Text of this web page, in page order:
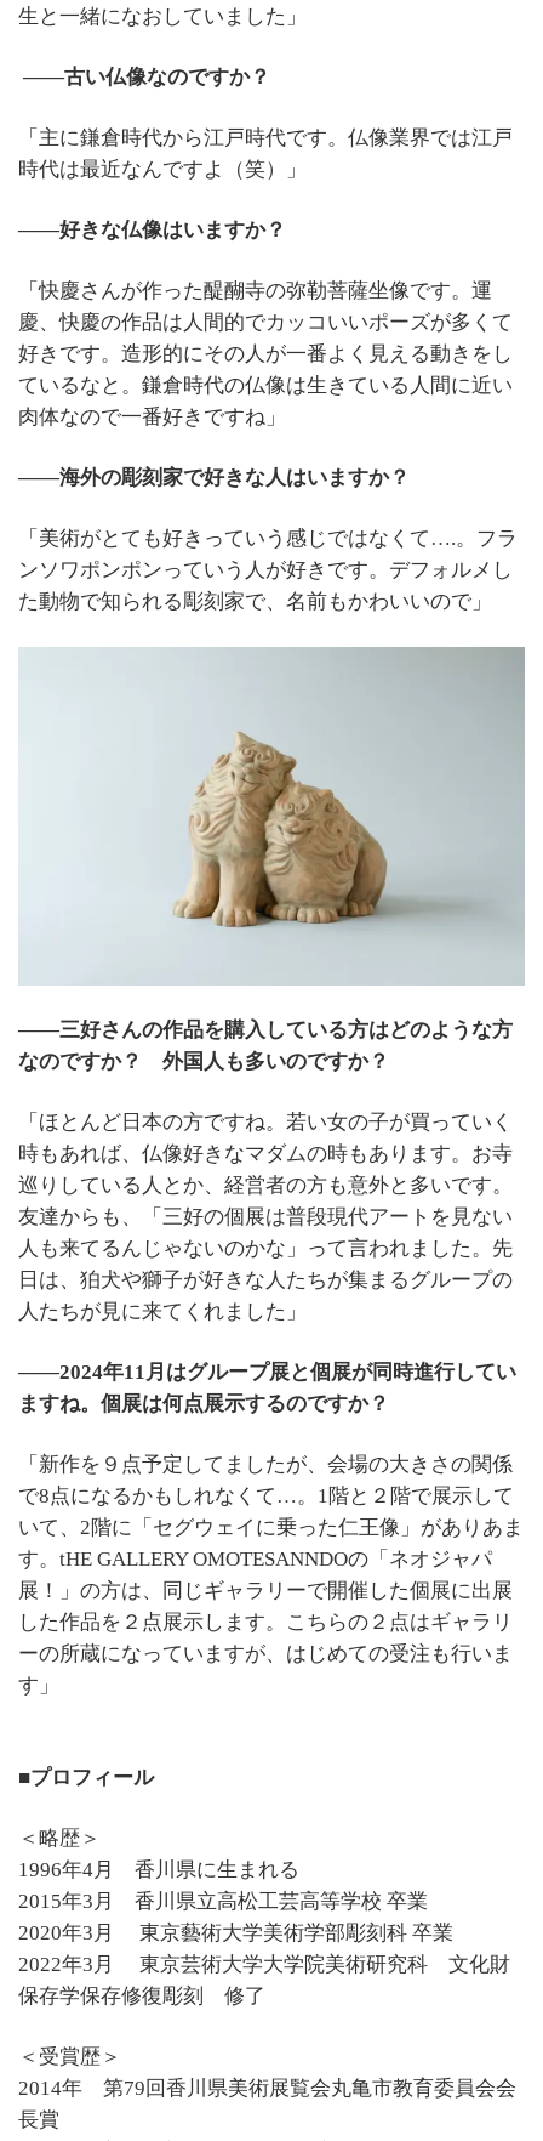
生と一緒になおしていました」
――古い仏像なのですか？
「主に鎌倉時代から江戸時代です。仏像業界では江戸
時代は最近なんですよ（笑）」
――好きな仏像はいますか？
「快慶さんが作った醍醐寺の弥勒菩薩坐像です。運
慶、快慶の作品は人間的でカッコいいポーズが多くて
好きです。造形的にその人が一番よく見える動きをし
ているなと。鎌倉時代の仏像は生きている人間に近い
肉体なので一番好きですね」
――海外の彫刻家で好きな人はいますか？
「美術がとても好きっていう感じではなくて ….。フラ
ンソワポンポンっていう人が好きです。デフォルメし
た動物で知られる彫刻家で、名前もかわいいので」
――三好さんの作品を購入している方はどのような方
なのですか？ 外国人も多いのですか？
「ほとんど日本の方ですね。若い女の子が買っていく
時もあれば、仏像好きなマダムの時もあります。お寺
巡りしている人とか、経営者の方も意外と多いです。
友達からも、「三好の個展は普段現代アートを見ない
人も来てるんじゃないのかな」って言われました。先
日は、狛犬や獅子が好きな人たちが集まるグループの
人たちが見に来てくれました」
――2024年11月はグループ展と個展が同時進行してい
ますね。個展は何点展示するのですか？
「新作を９点予定してましたが、会場の大きさの関係
で8点になるかもしれなくて …。 1階と２階で展示して
いて、 2階に「セグウェイに乗った仁王像」がありあま
す。 tHE GALLERY OMOTESANNDOの「ネオジャパ
展！」の方は、同じギャラリーで開催した個展に出展
した作品を２点展示します。こちらの２点はギャラリ
ーの所蔵になっていますが、はじめての受注も行いま
す」
■プロフィール
＜略歴＞
1996年4月 香川県に生まれる
2015年3月 香川県立高松工芸高等学校 卒業
2020年3月 東京藝術大学美術学部彫刻科 卒業
2022年3月 東京芸術大学大学院美術研究科 文化財
保存学保存修復彫刻 修了
＜受賞歴＞
2014年 第79回香川県美術展覧会丸亀市教育委員会会
長賞